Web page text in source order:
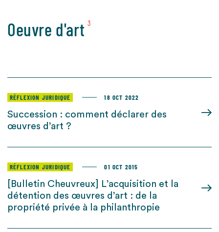
Oeuvre d'art 3
RÉFLEXION JURIDIQUE 18 OCT 2022
Succession : comment déclarer des
œuvres d’art ?
RÉFLEXION JURIDIQUE 01 OCT 2015
[Bulletin Cheuvreux] L’acquisition et la
détention des œuvres d’art : de la
propriété privée à la philanthropie